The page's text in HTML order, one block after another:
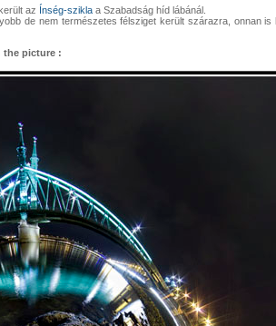
az Ínség-szikla a Szabadság híd lábánál.
de nem természetes félsziget került szárazra, onnan is
the picture :